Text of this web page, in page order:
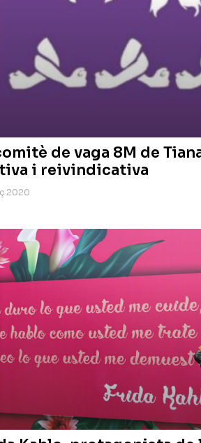
de vaga 8M de
i reivindicativa
2020